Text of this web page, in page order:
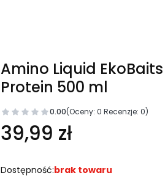
Amino Liquid
Protein 500 ml
0.00(Oceny: 0 Recenzje: 0)
39,99 zł
Dostępność:brak towaru